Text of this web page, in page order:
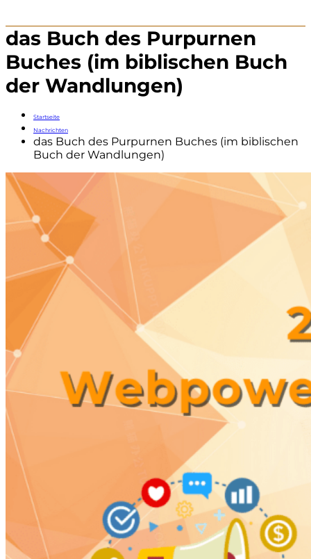
das Buch des Purpurnen
Buches (im biblischen Buch
der Wandlungen)
Startseite
Nachrichten
das Buch des Purpurnen Buches (im biblischen
Buch der Wandlungen)